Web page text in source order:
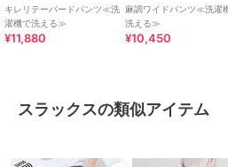
関連ワード：la.f… ラ エフ レディース
ーマル モード マニッシュ 2025春夏
ブランド ラエフ
キレリテーパードパンツ≪洗
濯機で洗える≫
¥11,880
麻調ワイドパンツ≪洗濯
洗える≫
¥10,450
スラックスの類似アイテム